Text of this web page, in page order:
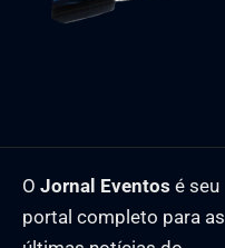
O Jornal Eventos é seu
portal completo para as